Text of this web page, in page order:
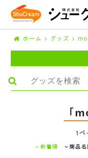
ホーム グッズ
「
1ペ
新着順
商品名